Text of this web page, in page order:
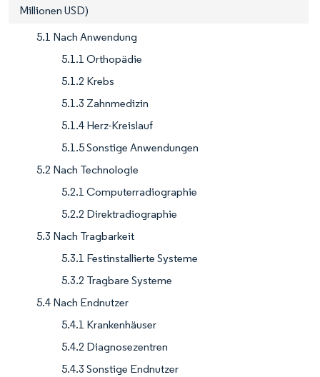
Millionen USD)
5.1 Nach Anwendung
5.1.1 Orthopädie
5.1.2 Krebs
5.1.3 Zahnmedizin
5.1.4 Herz-Kreislauf
5.1.5 Sonstige Anwendungen
5.2 Nach Technologie
5.2.1 Computerradiographie
5.2.2 Direktradiographie
5.3 Nach Tragbarkeit
5.3.1 Festinstallierte Systeme
5.3.2 Tragbare Systeme
5.4 Nach Endnutzer
5.4.1 Krankenhäuser
5.4.2 Diagnosezentren
5.4.3 Sonstige Endnutzer